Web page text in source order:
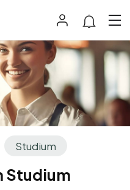
Studium
Studium